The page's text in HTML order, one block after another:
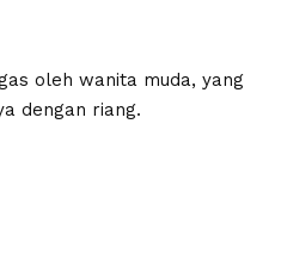
oleh wanita muda, yang
dengan riang.